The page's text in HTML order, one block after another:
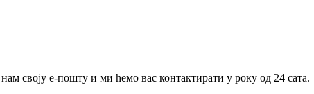
своју е-пошту и ми ћемо вас контактирати у року од 24 сата.